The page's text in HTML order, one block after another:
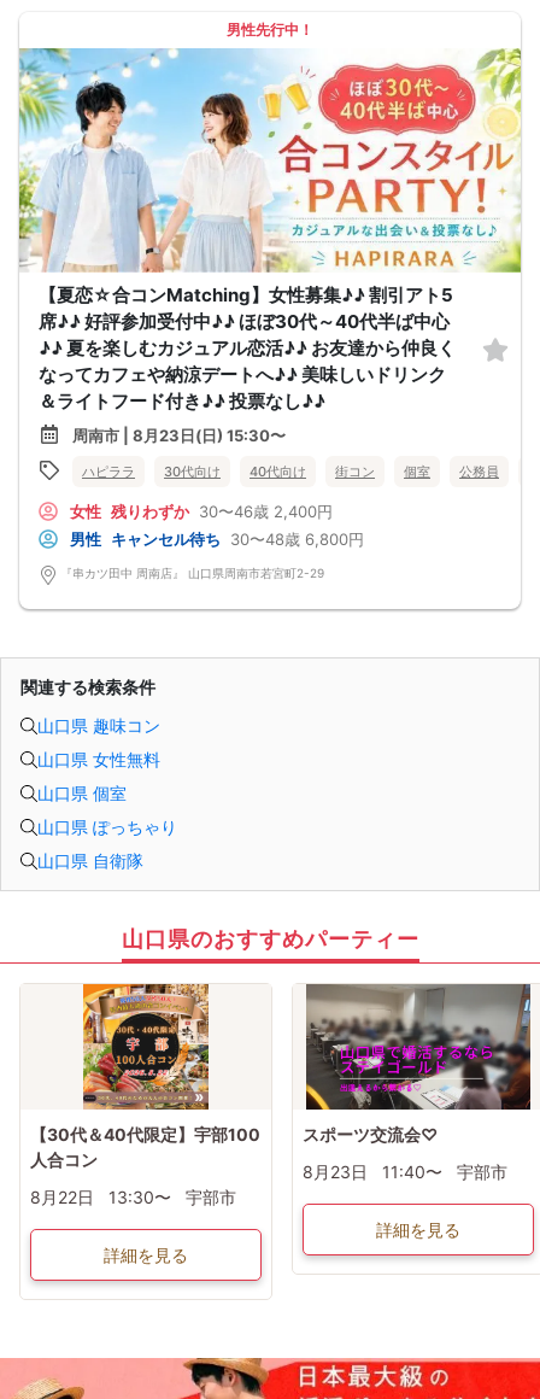
男性先行中！
【夏恋☆合コンMatching】女性募集♪♪ 割引アト5
席♪♪ 好評参加受付中♪♪ ほぼ30代～40代半ば中心
♪♪ 夏を楽しむカジュアル恋活♪♪ お友達から仲良く
なってカフェや納涼デートへ♪♪ 美味しいドリンク
＆ライトフード付き♪♪ 投票なし♪♪
周南市 | 8月23日(日) 15:30〜
ハピララ 30代向け 40代向け 街コン 個室 公務員
女性 残りわずか 30〜46歳 2,400円
男性 キャンセル待ち 30〜48歳 6,800円
『串カツ田中 周南店』 山口県周南市若宮町2-29
関連する検索条件
山口県 趣味コン
山口県 女性無料
山口県 個室
山口県 ぽっちゃり
山口県 自衛隊
山口県のおすすめパーティー
【30代＆40代限定】宇部100
人合コン
8月22日
13:30〜 宇部市
詳細を見る
スポーツ交流会♡
8月23日
11:40〜 宇部市
詳細を見る